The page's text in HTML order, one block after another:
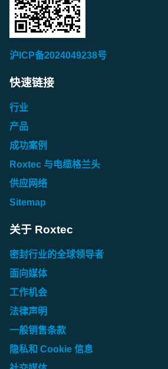
沪ICP备2024049238号
快速链接
行业
产品
成功案例
Roxtec 与电缆格兰头
供应网络
Sitemap
关于 Roxtec
密封行业的全球领导者
面向媒体
工作机会
法律声明
一般销售条款
隐私和 Cookie 信息